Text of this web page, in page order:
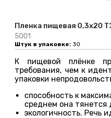
Пленка пищевая 0,3х20
5001
Штук в упаковке: 30
К пищевой плёнке
требования, чем к
упаковки
способность к
среднем она тянется
экологичность. Речь